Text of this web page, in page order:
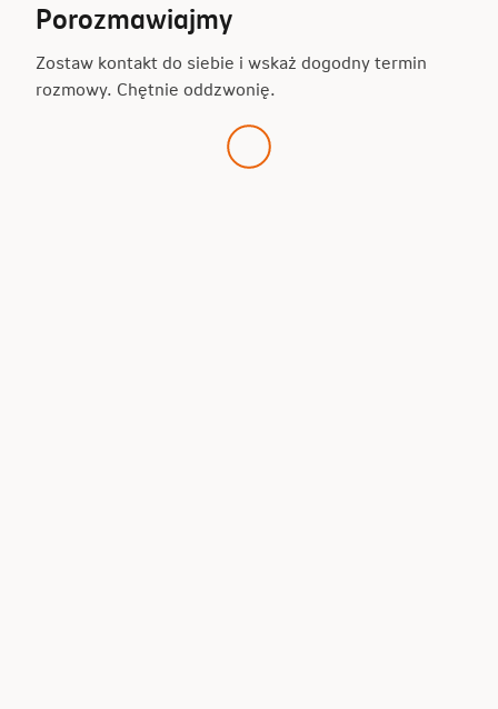
Porozmawiajmy
Zostaw kontakt do siebie i wskaż dogodny termin
rozmowy. Chętnie oddzwonię.